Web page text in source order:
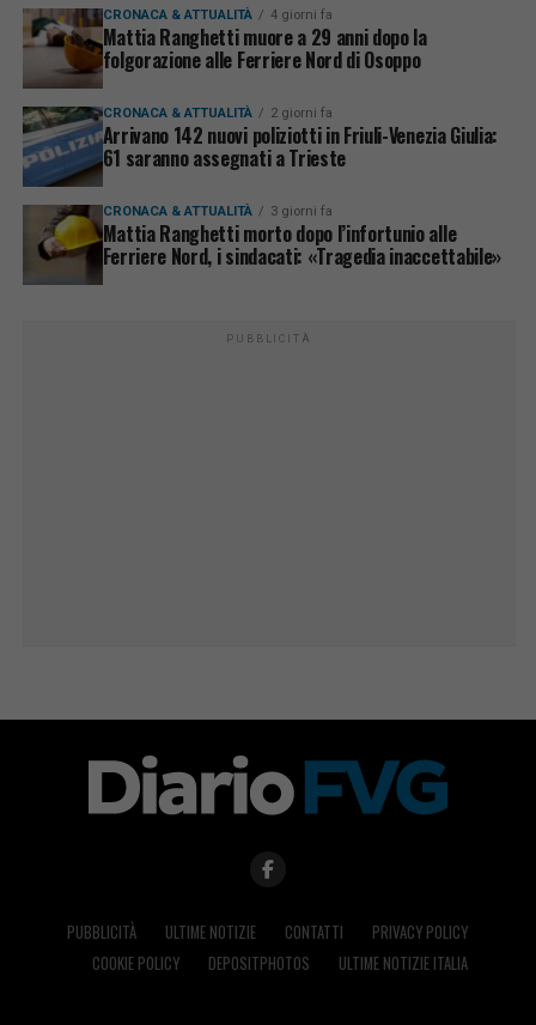
CRONACA & ATTUALITÀ 4 giorni fa
Mattia Ranghetti muore a 29 anni dopo la
folgorazione alle Ferriere Nord di Osoppo
CRONACA & ATTUALITÀ 2 giorni fa
Arrivano 142 nuovi poliziotti in Friuli-Venezia Giulia:
61 saranno assegnati a Trieste
CRONACA & ATTUALITÀ 3 giorni fa
Mattia Ranghetti morto dopo l’infortunio alle
Ferriere Nord, i sindacati: «Tragedia inaccettabile»
PUBBLICITÀ
PUBBLICITÀ ULTIME NOTIZIE CONTATTI
PRIVACY POLICY
COOKIE POLICY
DEPOSITPHOTOS ULTIME NOTIZIE ITALIA